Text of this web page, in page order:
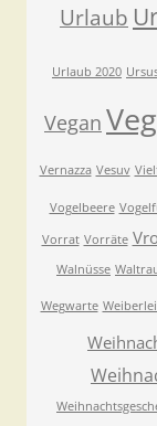
Urlaub
Urlaub 2020
Vegan
Vernazza Vesuv
Vogelbeere
Vorrat Vorräte
Walnüsse
Wegwarte